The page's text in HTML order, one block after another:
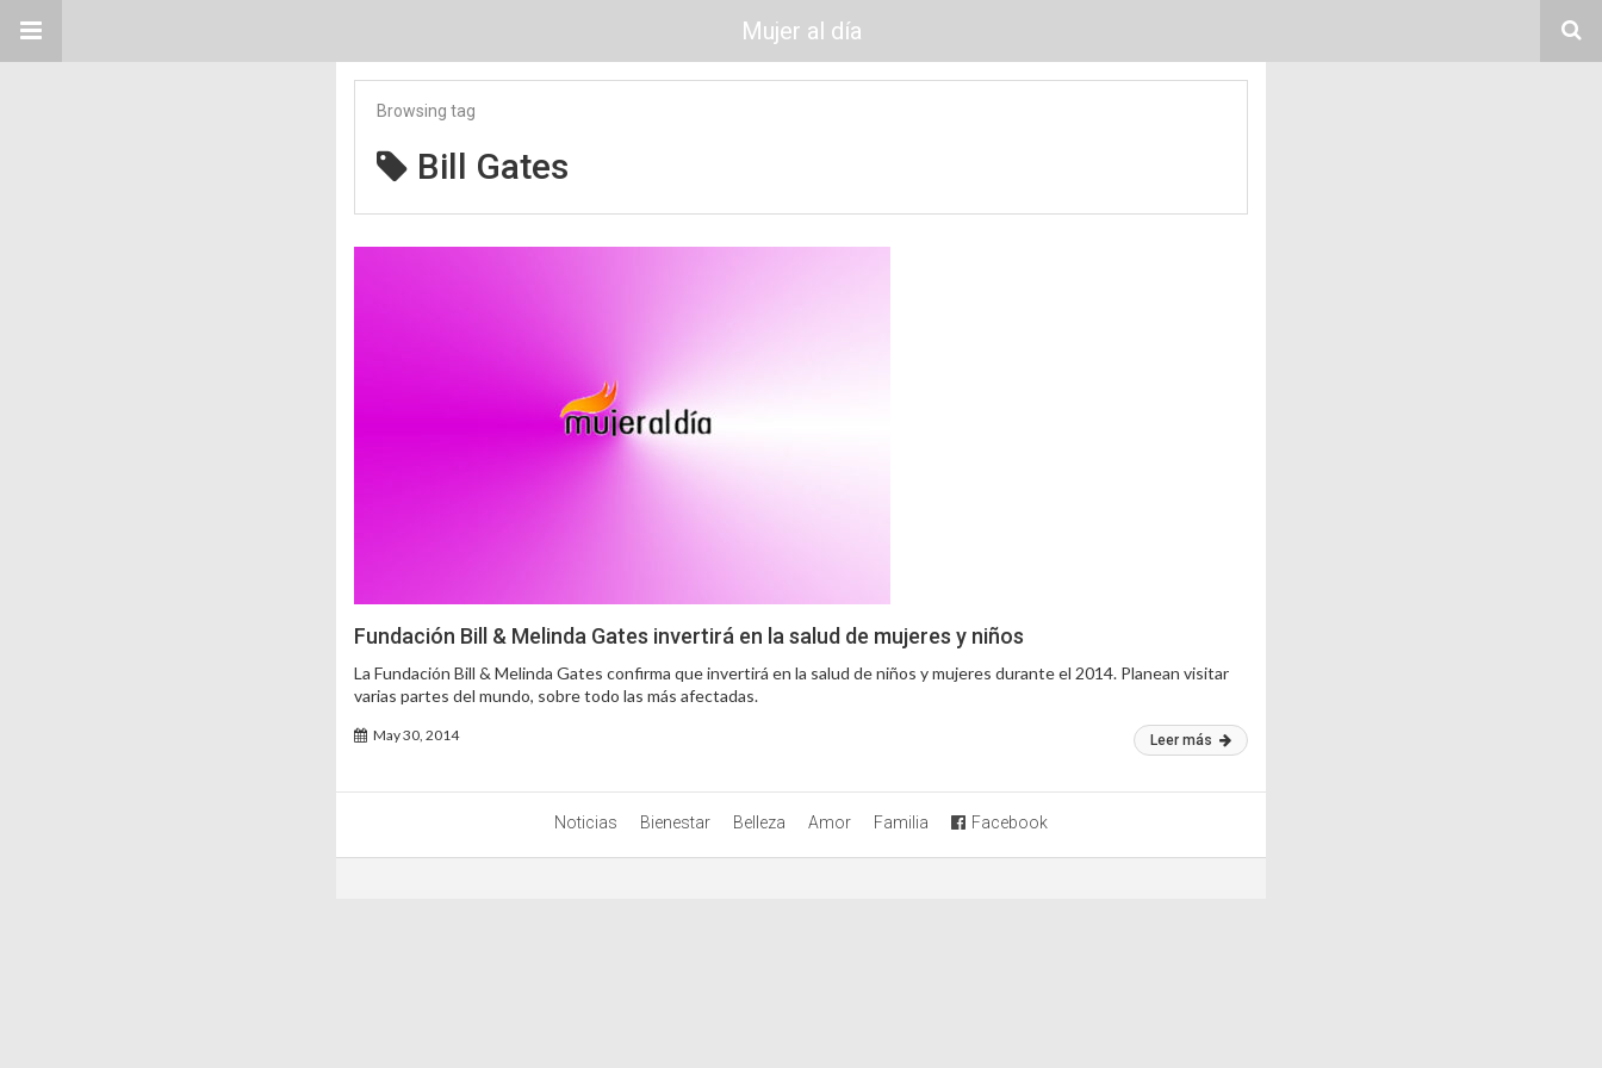
Mujer al día
Browsing tag
Bill Gates
Fundación Bill & Melinda Gates invertirá en la salud de mujeres y niños
La Fundación Bill & Melinda Gates confirma que invertirá en la salud de niños y mujeres durante el 2014. Planean visitar
varias partes del mundo, sobre todo las más afectadas.
May 30, 2014 Leer más
Noticias Bienestar Belleza Amor Familia Facebook